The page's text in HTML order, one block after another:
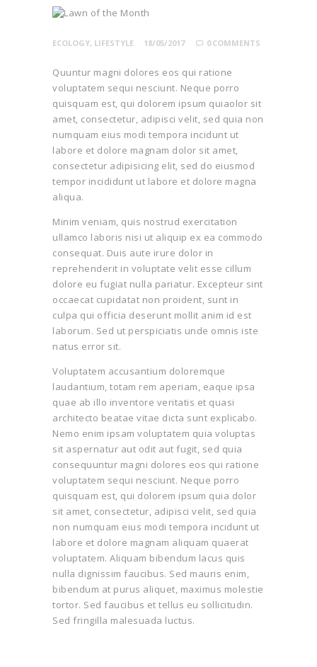
ECOLOGY, LIFESTYLE 18/05/2017 0 COMMENTS
Quuntur magni dolores eos qui ratione
voluptatem sequi nesciunt. Neque porro
quisquam est, qui dolorem ipsum quiaolor sit
amet, consectetur, adipisci velit, sed quia non
numquam eius modi tempora incidunt ut
labore et dolore magnam dolor sit amet,
consectetur adipisicing elit, sed do eiusmod
tempor incididunt ut labore et dolore magna
aliqua.
Minim veniam, quis nostrud exercitation
ullamco laboris nisi ut aliquip ex ea commodo
consequat. Duis aute irure dolor in
reprehenderit in voluptate velit esse cillum
dolore eu fugiat nulla pariatur. Excepteur sint
occaecat cupidatat non proident, sunt in
culpa qui officia deserunt mollit anim id est
laborum. Sed ut perspiciatis unde omnis iste
natus error sit.
Voluptatem accusantium doloremque
laudantium, totam rem aperiam, eaque ipsa
quae ab illo inventore veritatis et quasi
architecto beatae vitae dicta sunt explicabo.
Nemo enim ipsam voluptatem quia voluptas
sit aspernatur aut odit aut fugit, sed quia
consequuntur magni dolores eos qui ratione
voluptatem sequi nesciunt. Neque porro
quisquam est, qui dolorem ipsum quia dolor
sit amet, consectetur, adipisci velit, sed quia
non numquam eius modi tempora incidunt ut
labore et dolore magnam aliquam quaerat
voluptatem. Aliquam bibendum lacus quis
nulla dignissim faucibus. Sed mauris enim,
bibendum at purus aliquet, maximus molestie
tortor. Sed faucibus et tellus eu sollicitudin.
Sed fringilla malesuada luctus.